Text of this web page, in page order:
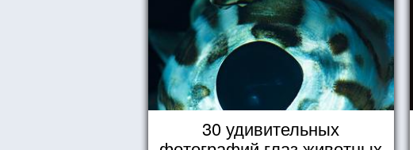
30 удивительных